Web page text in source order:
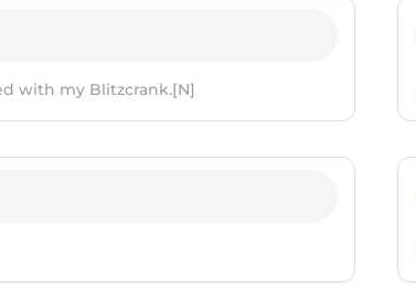
with my Blitzcrank.[N]